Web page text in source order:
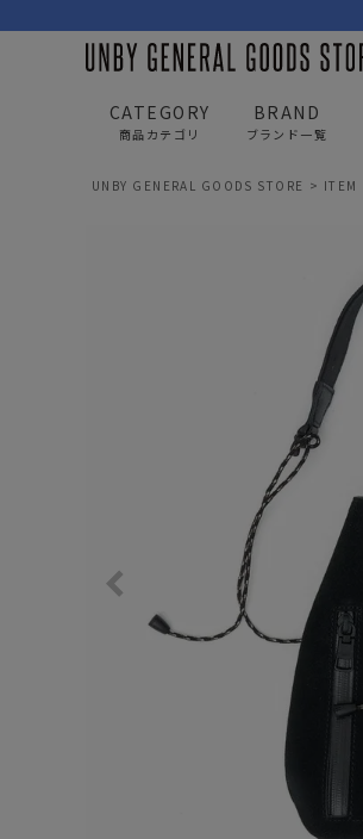
CATEGORY
商品カテゴリ
トートバッグ/ボストン
ポーチ・クラッチ
BRAND
ブランド一覧
UNBY GENERAL GOODS STORE ITEM